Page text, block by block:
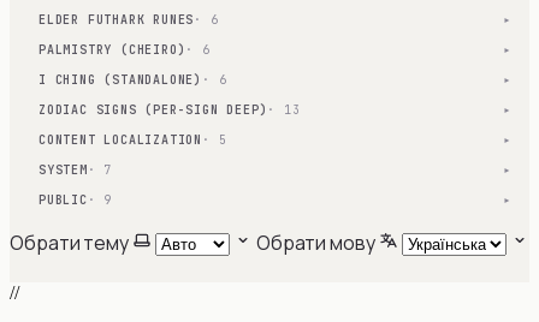
ELDER FUTHARK RUNES · 6 ▾
PALMISTRY (CHEIRO) · 6 ▾
I CHING (STANDALONE) · 6 ▾
ZODIAC SIGNS (PER-SIGN DEEP) · 13 ▾
CONTENT LOCALIZATION · 5 ▾
SYSTEM · 7 ▾
PUBLIC · 9 ▾
Обрати тему Обрати мову
//